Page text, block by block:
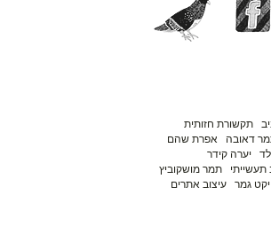
תקשורת חזותית
דאובה
אפרת שהם
יערה קידר
תעשייתי
תמר מושקוביץ
גמר עיצוב אתרים